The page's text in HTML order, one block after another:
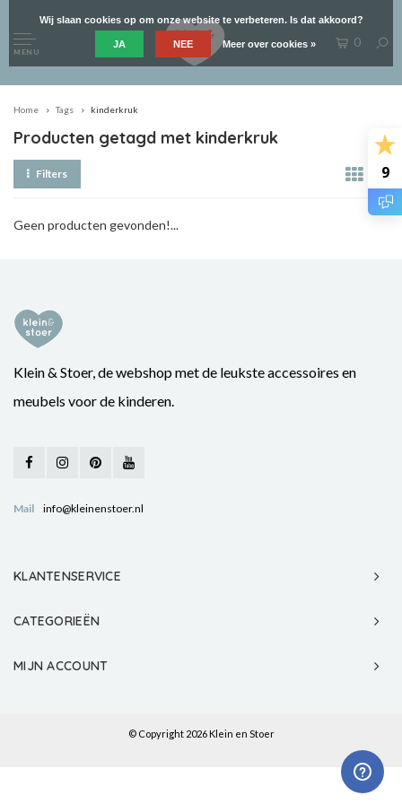
9
MENU
0
Home Tags kinderkruk
Producten getagd met kinderkruk
Filters
Geen producten gevonden!...
Klein & Stoer, de webshop met de leukste accessoires en
meubels voor de kinderen.
Mail info@kleinenstoer.nl
KLANTENSERVICE
CATEGORIEËN
MIJN ACCOUNT
© Copyright 2026 Klein en Stoer
Wij slaan cookies op om onze website te verbeteren. Is dat akkoord?
JA NEE Meer over cookies »